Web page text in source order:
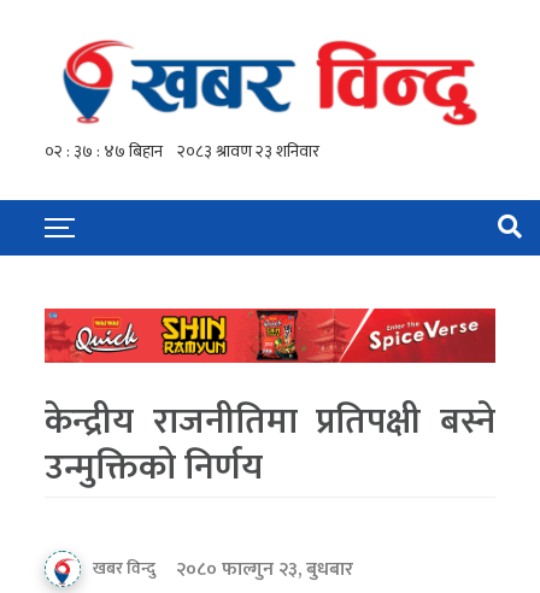
केन्द्रीय राजनीतिमा प्रतिपक्षी बस्ने
उन्मुक्तिको निर्णय
खबर विन्दु २०८० फाल्गुन २३, बुधबार